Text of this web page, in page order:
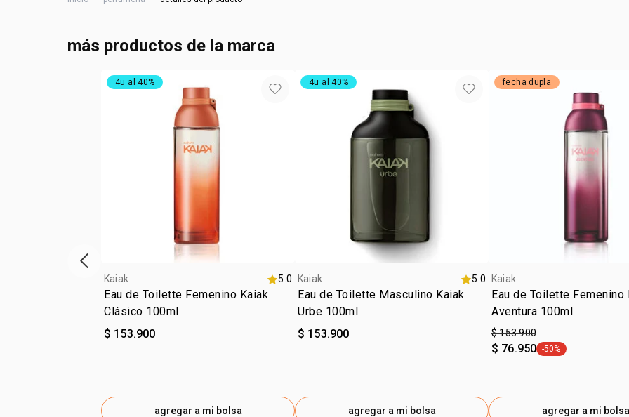
más productos de la marca
4u al 40%
Kaiak 5.0
Eau de Toilette Femenino Kaiak
Clásico 100ml
$ 153.900
agregar a mi bolsa
4u al 40%
Kaiak 5.0
Eau de Toilette Masculino Kaiak
Urbe 100ml
$ 153.900
agregar a mi bolsa
fecha dupla
Kaiak
Eau de Toilette Femenino
Aventura 100ml
$ 153.900
$ 76.950 general.tag -50%
-50%
agregar a mi bolsa
ítem anterior